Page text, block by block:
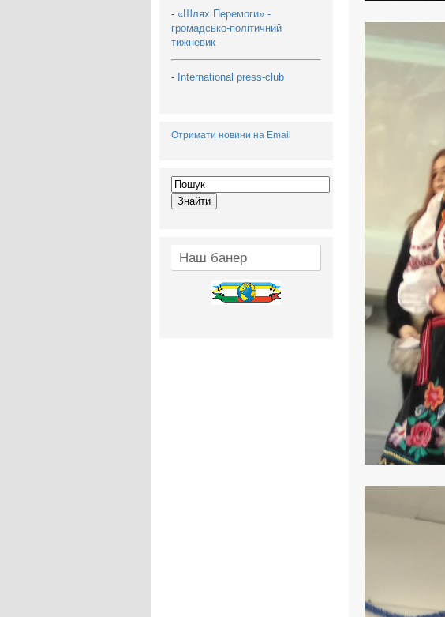
- «Шлях Перемоги» -
громадсько-політичний
тижневик
- International press-club
Отримати новини на Email
Наш банер